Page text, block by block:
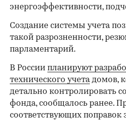
энергоэффективности,
Создание системы учета
такой разрозненности,
парламентарий.
В России планируют
технического учетадомов,
детально контролировать
фонда, сообщалось ранее.
соответствующих поправок